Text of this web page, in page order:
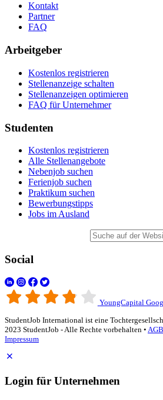
Kontakt
Partner
FAQ
Arbeitgeber
Kostenlos registrieren
Stellenanzeige schalten
Stellenanzeigen optimieren
FAQ für Unternehmer
Studenten
Kostenlos registrieren
Alle Stellenangebote
Nebenjob suchen
Ferienjob suchen
Praktikum suchen
Bewerbungstipps
Jobs im Ausland
Social
YoungCapital
StudentJob International ist eine
2023 StudentJob - Alle Rechte vorbehalten • AGB
Impressum
Login für Unternehmen